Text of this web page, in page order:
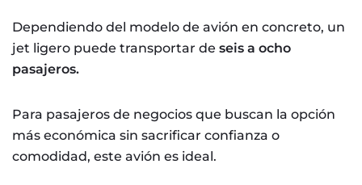
Dependiendo del modelo de avión en concreto, un
jet ligero puede transportar de seis a ocho
pasajeros.
Para pasajeros de negocios que buscan la opción
más económica sin sacrificar confianza o
comodidad, este avión es ideal.